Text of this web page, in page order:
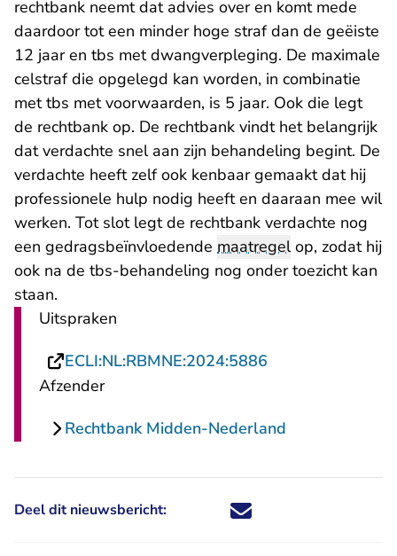
rechtbank neemt dat advies over en komt mede
daardoor tot een minder hoge straf dan de geëiste
12 jaar en tbs met dwangverpleging. De maximale
celstraf die opgelegd kan worden, in combinatie
met tbs met voorwaarden, is 5 jaar. Ook die legt
de rechtbank op. De rechtbank vindt het belangrijk
dat verdachte snel aan zijn behandeling begint. De
verdachte heeft zelf ook kenbaar gemaakt dat hij
professionele hulp nodig heeft en daaraan mee wil
werken. Tot slot legt de rechtbank verdachte nog
een gedragsbeïnvloedende maatregelop, zodat hij
ook na de tbs-behandeling nog onder toezicht kan
staan.
Uitspraken
ECLI:NL:RBMNE:2024:5886
Afzender
Rechtbank Midden-Nederland
Deel dit nieuwsbericht: Deel dit nieuwsbericht via X -
Deel dit nieuwsbericht via
Deel dit nieuwsbericht
Deel dit